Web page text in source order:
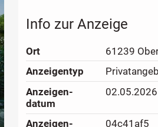
Bild
Info zur Anzeige
Ort
61239
Anzeigen­typ
Anzeigen­
datum
02.05.2026
Anzeigen­
04c41af5